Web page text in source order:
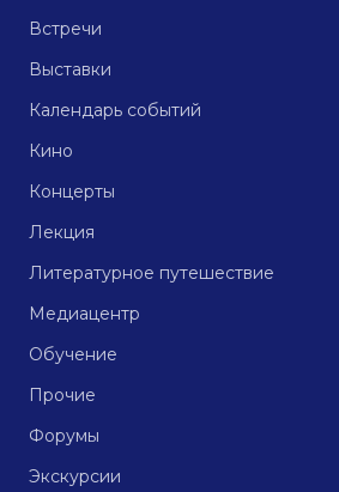
Встречи
Выставки
Календарь событий
Кино
Концерты
Лекция
Литературное путешествие
Медиацентр
Обучение
Прочие
Форумы
Экскурсии